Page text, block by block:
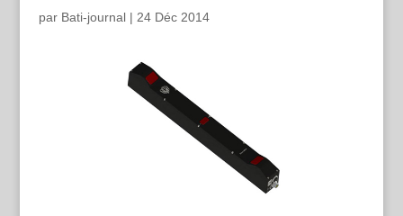
par Bati-journal| 24 Déc 2014